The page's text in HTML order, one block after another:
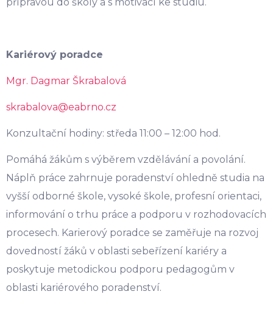
Kariérový poradce
Mgr. Dagmar Škrabalová
skrabalova@eabrno.cz
Konzultační hodiny: středa 11:00 – 12:00 hod.
Pomáhá žákům s výběrem vzdělávání a povolání.
Náplň práce zahrnuje poradenství ohledně studia na
vyšší odborné škole, vysoké škole, profesní orientaci,
informování o trhu práce a podporu v rozhodovacích
procesech. Karierový poradce se zaměřuje na rozvoj
dovedností žáků v oblasti sebeřízení kariéry a
poskytuje metodickou podporu pedagogům v
oblasti kariérového poradenství.